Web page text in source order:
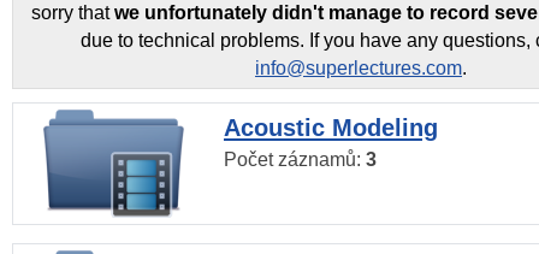
sorry thatwe unfortunately didn't manage to record
due to technical problems. If you have any questions,
info@superlectures.com.
Acoustic Modeling
Počet záznamů: 3